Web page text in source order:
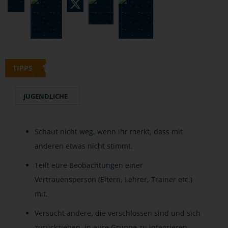
TIPPS
JUGENDLICHE
Schaut nicht weg, wenn ihr merkt, dass mit
anderen etwas nicht stimmt.
Teilt eure Beobachtungen einer
Vertrauensperson (Eltern, Lehrer, Trainer etc.)
mit.
Versucht andere, die verschlossen sind und sich